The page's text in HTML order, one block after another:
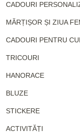
CADOURI
MĂRȚIȘOR ȘI ZIUA
CADOURI PENTRU
TRICOURI
HANORACE
BLUZE
STICKERE
ACTIVITĂȚI